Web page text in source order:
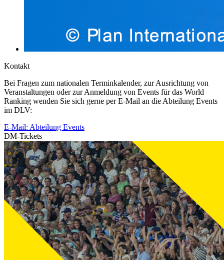
Kontakt
Bei Fragen zum nationalen Terminkalender, zur Ausrichtung von
Veranstaltungen oder zur Anmeldung von Events für das World
Ranking wenden Sie sich gerne per E-Mail an die Abteilung Events
im DLV:
E-Mail: Abteilung Events
DM-Tickets